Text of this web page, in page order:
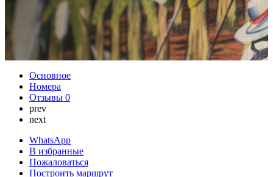
Основное
Номера
Отзывы 0
prev
next
WhatsApp
В избранные
Пожаловаться
Построить маршрут